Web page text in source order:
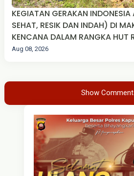
KEGIATAN GERAKAN
SEHAT, RESIK DAN INDAH) DI
KENCANA DALAM RANGKA HUT
2026
Aug 08, 2026
Show